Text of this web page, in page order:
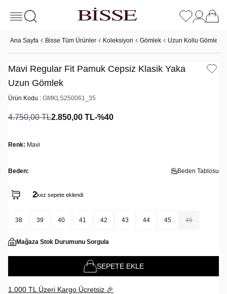
Ana Sayfa Bisse Tüm Ürünler Koleksiyon Gömlek Uzun Kollu Gömlek
Mavi Regular Fit Pamuk Cepsiz Klasik Yaka
Uzun Gömlek
Ürün Kodu : GMKLS250061_35
4.750,00TL2.850,00 TL-%40
Renk: Mavi
Beden: Beden Tablosu
2kez sepete eklendi
2kez satın alındı
38 39 40 41 42 43 44 45 46
Mağaza Stok Durumunu Sorgula
SEPETE EKLE
1.000 TL Üzeri Kargo Ücretsiz 🎉